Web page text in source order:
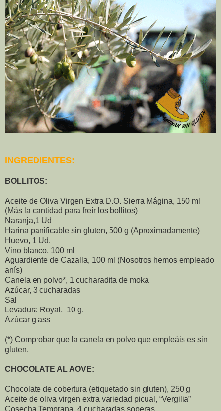
INGREDIENTES:
BOLLITOS:
Aceite de Oliva Virgen Extra D.O. Sierra Mágina, 150 ml
(Más la cantidad para freír los bollitos)
Naranja,1 Ud
Harina panificable sin gluten, 500 g (Aproximadamente)
Huevo, 1 Ud.
Vino blanco, 100 ml
Aguardiente de Cazalla, 100 ml (Nosotros hemos empleado
anís)
Canela en polvo*, 1 cucharadita de moka
Azúcar, 3 cucharadas
Sal
Levadura Royal, 10 g.
Azúcar glass
(*) Comprobar que la canela en polvo que empleáis es sin
gluten.
CHOCOLATE AL AOVE:
Chocolate de cobertura (etiquetado sin gluten), 250 g
Aceite de oliva virgen extra variedad picual, “Vergilia”
Cosecha Temprana, 4 cucharadas soperas.